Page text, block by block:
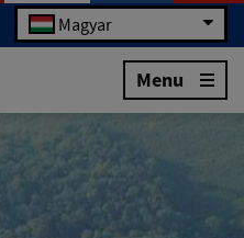
Magyar
Menu